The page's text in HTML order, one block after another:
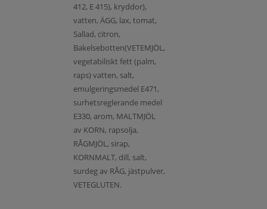
412, E 415), kryddor),
vatten, ÄGG, lax, tomat,
Sallad, citron,
Bakelsebotten(VETEMJÖL,
vegetabiliskt fett (palm,
raps) vatten, salt,
emulgeringsmedel E471,
surhetsreglerande medel
E330, arom, MALTMJÖL
av KORN, rapsolja,
RÅGMJÖL, sirap,
KORNMALT, dill, salt,
surdeg av RÅG, jästpulver,
VETEGLUTEN.